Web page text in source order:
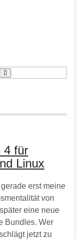
4 für
Linux
erst meine
von
eine neue
Bundles. Wer
jetzt zu